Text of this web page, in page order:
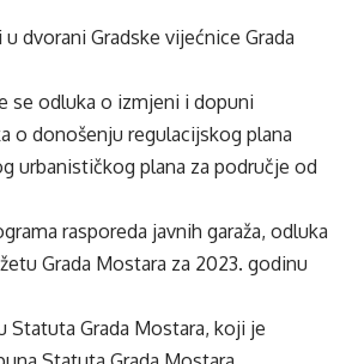
dvorani Gradske vijećnice Grada
se odluka o izmjeni i dopuni
o donošenju regulacijskog plana
urbanističkog plana za područje od
rasporeda javnih garaža, odluka
Grada Mostara za 2023. godinu
Statuta Grada Mostara, koji je